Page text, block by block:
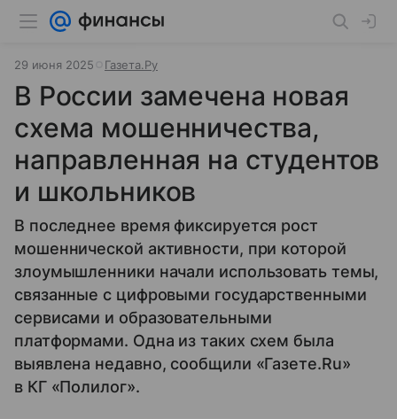
29 июня 2025 Газета.Ру
В России замечена новая
схема мошенничества,
направленная на студентов
и школьников
В последнее время фиксируется рост
мошеннической активности, при которой
злоумышленники начали использовать темы,
связанные с цифровыми государственными
сервисами и образовательными
платформами. Одна из таких схем была
выявлена недавно, сообщили «Газете.Ru»
в КГ «Полилог».